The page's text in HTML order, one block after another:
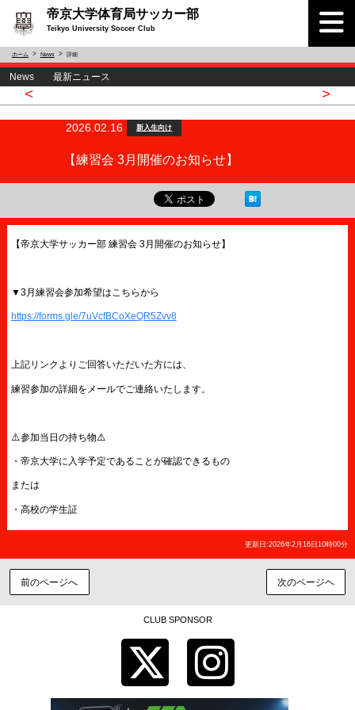
帝京大学体育局サッカー部
Teikyo University Soccer Club
ホーム News 詳細
News 最新ニュース
< >
2026.02.16 新入生向け
【練習会 3月開催のお知らせ】
【帝京大学サッカー部 練習会 3月開催のお知らせ】
▼3月練習会参加希望はこちらから
https://forms.gle/7uVcfBCoXeQR5Zvv8
上記リンクよりご回答いただいた方には、
練習参加の詳細をメールでご連絡いたします。
⚠️参加当日の持ち物⚠️
・帝京大学に入学予定であることが確認できるもの
または
・高校の学生証
更新日:2026年2月16日10時00分
前のページへ 次のページヘ
CLUB SPONSOR